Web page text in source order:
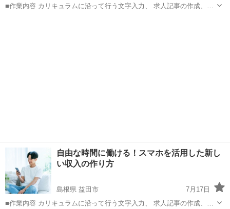
■作業内容 カリキュラムに沿って行う文字入力、 求人記事の作成、お
自由な時間に働ける！スマホを活用した新し
い収入の作り方
島根県 益田市
7月17日
■作業内容 カリキュラムに沿って行う文字入力、 求人記事の作成、お